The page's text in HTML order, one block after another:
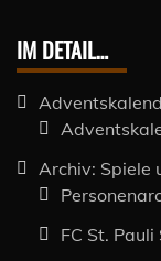
IM DETAIL…
Archiv: Spiele
FC St.